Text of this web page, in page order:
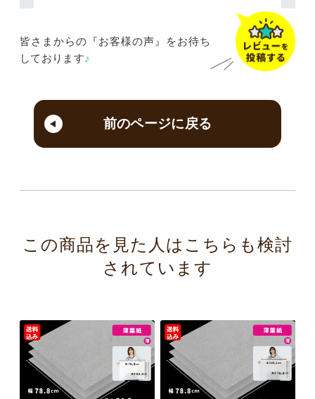
皆さまからの『お客様の声』をお待ち
しております♪
前のページに戻る
この商品を見た人はこちらも検討
されています